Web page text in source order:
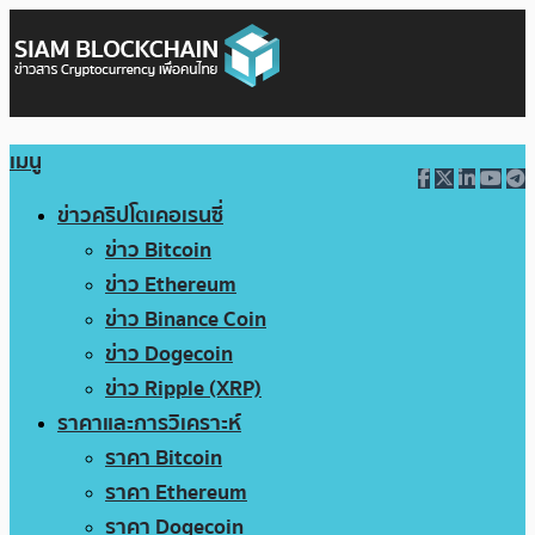
เมนู
ข่าวคริปโตเคอเรนซี่
ข่าว Bitcoin
ข่าว Ethereum
ข่าว Binance Coin
ข่าว Dogecoin
ข่าว Ripple (XRP)
ราคาและการวิเคราะห์
ราคา Bitcoin
ราคา Ethereum
ราคา Dogecoin